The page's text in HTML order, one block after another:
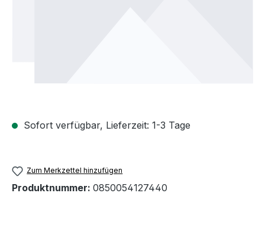
Sofort verfügbar, Lieferzeit: 1-3 Tage
Zum Merkzettel hinzufügen
Produktnummer: 0850054127440